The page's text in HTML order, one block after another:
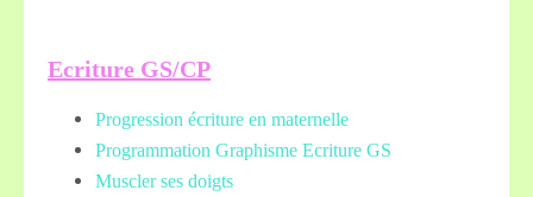
Ecriture GS/CP
Progression écriture en maternelle
Programmation Graphisme Ecriture GS
Muscler ses doigts